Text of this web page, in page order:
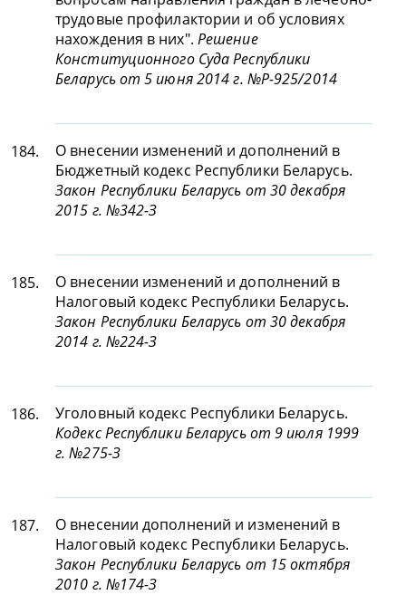
трудовые профилактории и об условиях
нахождения в них". Решение
Конституционного Суда Республики
Беларусь от 5 июня 2014 г. №Р-925/2014
184.
О внесении изменений и дополнений в
Бюджетный кодекс Республики Беларусь.
Закон Республики Беларусь от 30 декабря
2015 г. №342-З
185.
О внесении изменений и дополнений в
Налоговый кодекс Республики Беларусь.
Закон Республики Беларусь от 30 декабря
2014 г. №224-З
186.
Уголовный кодекс Республики Беларусь.
Кодекс Республики Беларусь от 9 июля 1999
г. №275-З
187.
О внесении дополнений и изменений в
Налоговый кодекс Республики Беларусь.
Закон Республики Беларусь от 15 октября
2010 г. №174-З